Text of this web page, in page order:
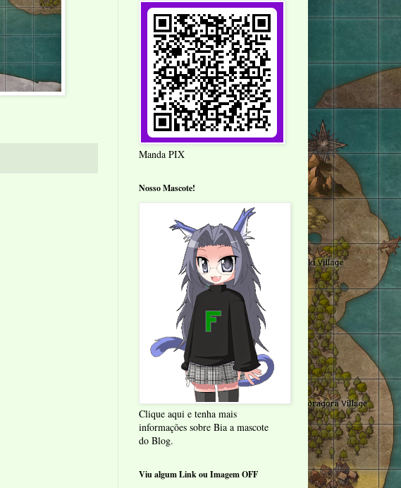
Manda PIX
Nosso Mascote!
Clique aqui e tenha mais
informações sobre Bia a mascote
do Blog.
Viu algum Link ou Imagem OFF